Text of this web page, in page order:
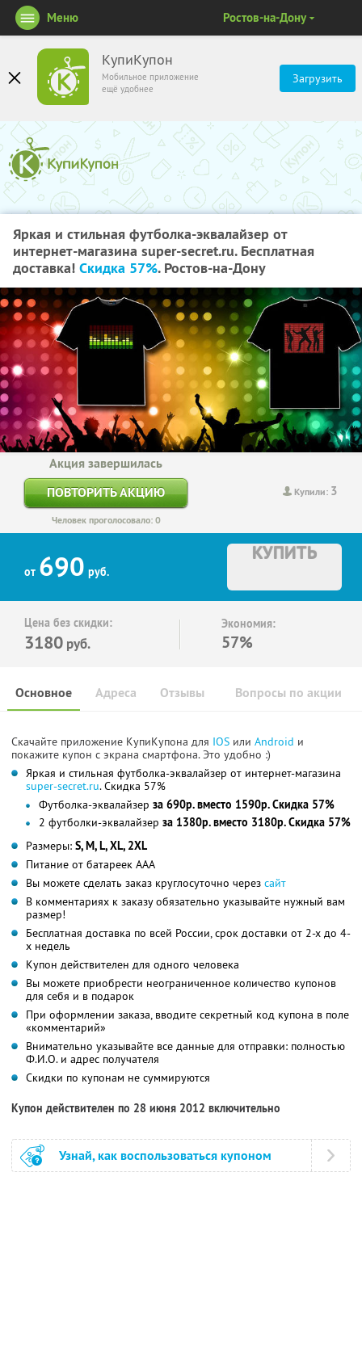
КупиКупон
Мобильное приложение
ещё удобнее
Загрузить
Меню Ростов-на-Дону
Яркая и стильная футболка-эквалайзер от
интернет-магазина super-secret.ru. Бесплатная
доставка! Скидка 57%. Ростов-на-Дону
Купили: 3
Акция завершилась
ПОВТОРИТЬ АКЦИЮ
Человек проголосовало: 0
от 690 руб.
КУПИТЬ
Цена без скидки:
3180 руб.
Экономия:
57%
Основное Отзывы Вопросы по акции
Адреса
Скачайте приложение КупиКупона для IOS или Android и
покажите купон с экрана смартфона. Это удобно :)
Яркая и стильная футболка-эквалайзер от интернет-магазина
super-secret.ru. Скидка 57%
Футболка-эквалайзер за 690р. вместо 1590р. Скидка 57%
2 футболки-эквалайзер за 1380р. вместо 3180р. Скидка 57%
Размеры: S, M, L, XL, 2XL
Питание от батареек AAA
Вы можете сделать заказ круглосуточно через сайт
В комментариях к заказу обязательно указывайте нужный вам
размер!
Бесплатная доставка по всей России, срок доставки от 2-х до 4-
х недель
Купон действителен для одного человека
Вы можете приобрести неограниченное количество купонов
для себя и в подарок
При оформлении заказа, вводите секретный код купона в поле
«комментарий»
Внимательно указывайте все данные для отправки: полностью
Ф.И.О. и адрес получателя
Скидки по купонам не суммируются
Купон действителен по 28 июня 2012 включительно
Узнай, как воспользоваться купоном